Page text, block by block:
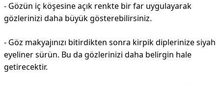
- Gözün iç köşesine açık renkte bir far uygulayarak
gözlerinizi daha büyük gösterebilirsiniz.
- Göz makyajınızı bitirdikten sonra kirpik diplerinize siyah
eyeliner sürün. Bu da gözlerinizi daha belirgin hale
getirecektir.